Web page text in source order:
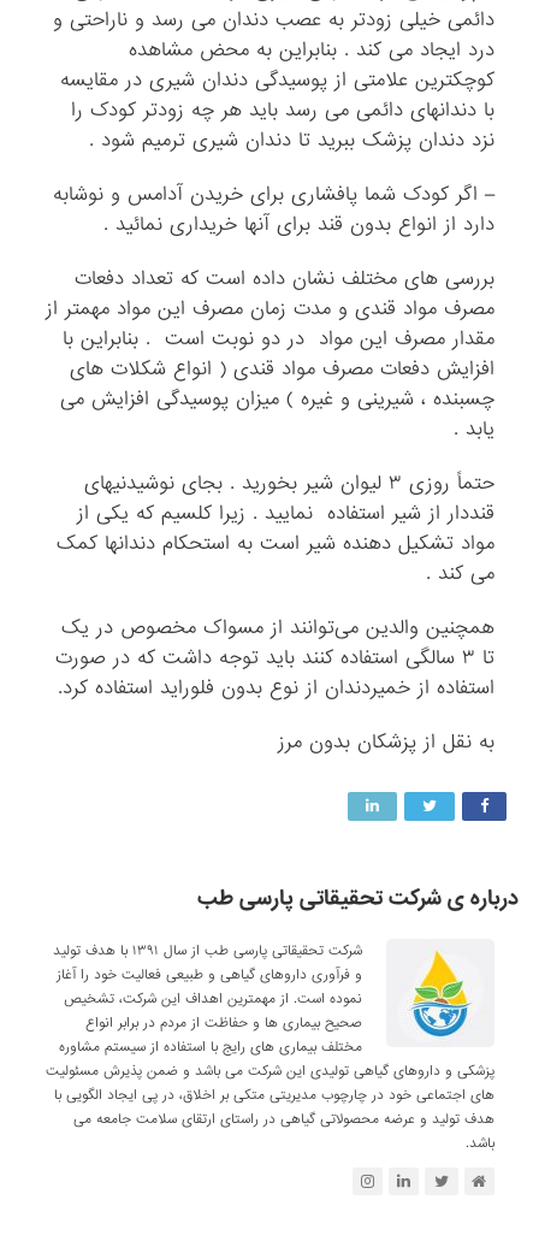
دائمی خیلی زودتر به عصب دندان می رسد و ناراحتی و
درد ایجاد می کند . بنابراین به محض مشاهده
کوچکترین علامتی از پوسیدگی دندان شیری در مقایسه
با دندانهای دائمی می رسد باید هر چه زودتر کودک را
نزد دندان پزشک ببرید تا دندان شیری ترمیم شود .
– اگر کودک شما پافشاری برای خریدن آدامس و نوشابه
دارد از انواع بدون قند برای آنها خریداری نمائید .
بررسی های مختلف نشان داده است که تعداد دفعات
مصرف مواد قندی و مدت زمان مصرف این مواد مهمتر از
مقدار مصرف این مواد در دو نوبت است . بنابراین با
افزایش دفعات مصرف مواد قندی ( انواع شکلات های
چسبنده ، شیرینی و غیره ) میزان پوسیدگی افزایش می
یابد .
حتماً روزی ۳ لیوان شیر بخورید . بجای نوشیدنیهای
قنددار از شیر استفاده نمایید . زیرا کلسیم که یکی از
مواد تشکیل دهنده شیر است به استحکام دندانها کمک
می کند .
همچنین والدین می‌توانند از مسواک مخصوص در یک
تا ۳ ‌سالگی استفاده کنند باید توجه داشت که در صورت
استفاده از خمیردندان از نوع بدون فلوراید استفاده کرد.
به نقل از پزشکان بدون مرز
درباره ی شرکت تحقیقاتی پارسی طب
شرکت تحقیقاتی پارسی طب از سال ۱۳۹۱ با هدف تولید
و فرآوری داروهای گیاهی و طبیعی فعالیت خود را آغاز
نموده است. از مهمترین اهداف این شرکت، تشخیص
صحیح بیماری ها و حفاظت از مردم در برابر انواع
مختلف بیماری های رایج با استفاده از سیستم مشاوره
پزشکی و داروهای گیاهی تولیدی این شرکت می باشد و ضمن پذیرش مسئولیت
های اجتماعی خود در چارچوب مدیریتی متکی بر اخلاق، در پی ایجاد الگویی با
هدف تولید و عرضه محصولاتی گیاهی در راستای ارتقای سلامت جامعه می
باشد.